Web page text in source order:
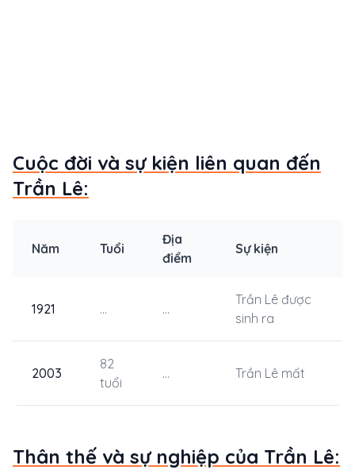
Cuộc đời và sự kiện liên quan đến
Trần Lê:
Năm Tuổi
Địa
điểm
Sự kiện
1921 ... ...
Trần Lê được
sinh ra
2003
82
tuổi
... Trần Lê mất
Thân thế và sự nghiệp của Trần Lê: